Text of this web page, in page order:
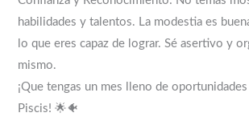
habilidades y talentos. La modestia es
lo que eres capaz de lograr. Sé asertivo y
mismo.
¡Que tengas un mes lleno de
Piscis! 🌟🐠